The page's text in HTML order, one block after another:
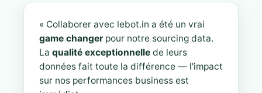
« Collaborer avec lebot.in a été un vrai
game changer pour notre sourcing data.
La qualité exceptionnelle de leurs
données fait toute la différence — l'impact
sur nos performances business est